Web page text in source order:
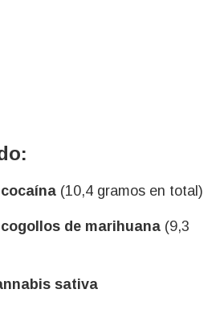
(10,4 gramos en total)
de marihuana (9,3
sativa